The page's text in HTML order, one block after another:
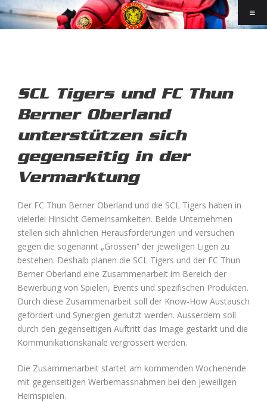
SCL Tigers und FC Thun
Berner Oberland
unterstützen sich
gegenseitig in der
Vermarktung
Der FC Thun Berner Oberland und die SCL Tigers haben in
vielerlei Hinsicht Gemeinsamkeiten. Beide Unternehmen
stellen sich ähnlichen Herausforderungen und versuchen
gegen die sogenannt „Grossen“ der jeweiligen Ligen zu
bestehen. Deshalb planen die SCL Tigers und der FC Thun
Berner Oberland eine Zusammenarbeit im Bereich der
Bewerbung von Spielen, Events und spezifischen Produkten.
Durch diese Zusammenarbeit soll der Know-How Austausch
gefördert und Synergien genutzt werden. Ausserdem soll
durch den gegenseitigen Auftritt das Image gestärkt und die
Kommunikationskanäle vergrössert werden.
Die Zusammenarbeit startet am kommenden Wochenende
mit gegenseitigen Werbemassnahmen bei den jeweiligen
Heimspielen.